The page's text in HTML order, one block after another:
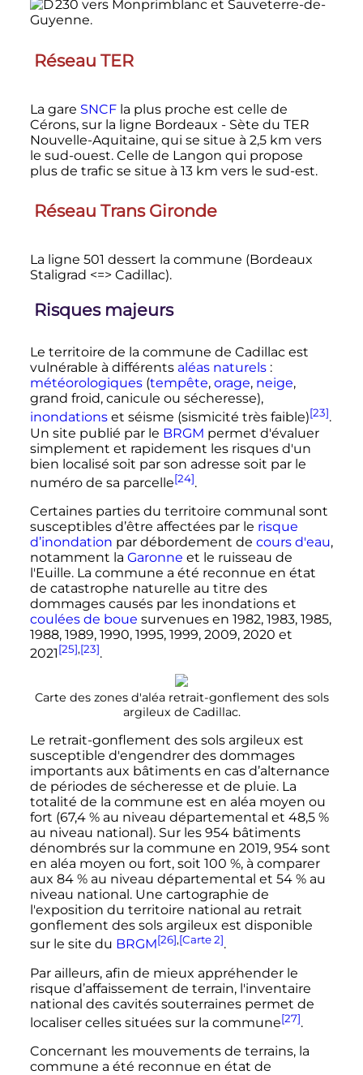
vers Monprimblanc et Sauveterre-de-
Guyenne.
Réseau TER
La gare SNCFla plus proche est celle de
Cérons, sur la ligne Bordeaux - Sète du TER
Nouvelle-Aquitaine, qui se situe à 2,5 km vers
le sud-ouest. Celle de Langon qui propose
plus de trafic se situe à 13 km vers le sud-est.
Réseau Trans Gironde
La ligne 501 dessert la commune (Bordeaux
Staligrad <=> Cadillac).
Risques majeurs
Le territoire de la commune de Cadillac est
vulnérable à différents aléas naturels :
météorologiques(tempête, orage, neige,
grand froid, canicule ou sécheresse),
inondationset séisme (sismicité très faible)[23].
Un site publié par le BRGM permet d'évaluer
simplement et rapidement les risques d'un
bien localisé soit par son adresse soit par le
numéro de sa parcelle[24].
Certaines parties du territoire communal sont
susceptibles d’être affectées par le risque
d’inondation par débordement de cours d'eau,
notamment la Garonne et le ruisseau de
l'Euille. La commune a été reconnue en état
de catastrophe naturelle au titre des
dommages causés par les inondations et
coulées de boue survenues en 1982, 1983, 1985,
1988, 1989, 1990, 1995, 1999, 2009, 2020 et
2021[25],[23].
Carte des zones d'aléa retrait-gonflement des sols
argileux de Cadillac.
Le retrait-gonflement des sols argileux est
susceptible d'engendrer des dommages
importants aux bâtiments en cas d’alternance
de périodes de sécheresse et de pluie. La
totalité de la commune est en aléa moyen ou
fort (67,4 % au niveau départemental et 48,5 %
au niveau national). Sur les 954 bâtiments
dénombrés sur la commune en 2019, 954sont
en aléa moyen ou fort, soit 100 %, à comparer
aux 84 % au niveau départemental et 54 % au
niveau national. Une cartographie de
l'exposition du territoire national au retrait
gonflement des sols argileux est disponible
sur le site du BRGM[26],[Carte 2].
Par ailleurs, afin de mieux appréhender le
risque d’affaissement de terrain, l'inventaire
national des cavités souterraines permet de
localiser celles situées sur la commune[27].
Concernant les mouvements de terrains, la
commune a été reconnue en état de